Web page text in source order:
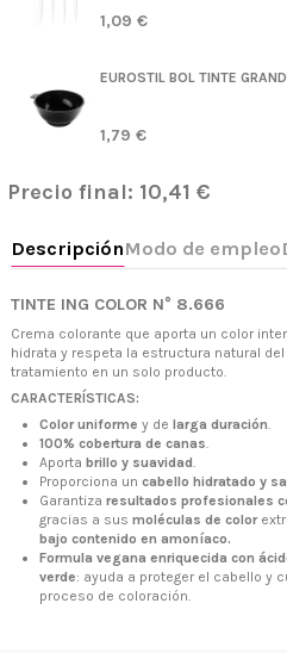
1,09 €
EUROSTIL BOL TINTE
1,79 €
Precio final: 10,41 €
TINTE ING COLOR N° 8.666
Crema colorante que aporta un color
hidrata y respeta la estructura natural
tratamiento en un solo producto.
CARACTERÍSTICAS:
Color uniforme y de larga duración.
100% cobertura de canas.
Aporta brillo y suavidad.
Proporciona un cabello hidratado y
Garantiza resultados profesionales
gracias a sus moléculas de color
bajo contenido en amoníaco.
Formula vegana enriquecida con
verde: ayuda a proteger el cabello y
proceso de coloración.
+34 968 06 63 44L-V 10:00 - 14:00
+34 601 27 80 18
Avenida de los Dolores 32, Murcia